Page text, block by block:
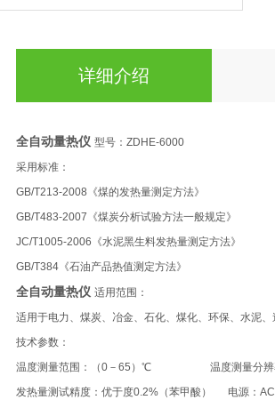
详细介绍
全自动量热仪 型号：ZDHE-6000
采用标准：
GB/T213-2008《煤的发热量测定方法》
GB/T483-2007《煤炭分析试验方法一般规定》
JC/T1005-2006《水泥黑生料发热量测定方法》
GB/T384《石油产品热值测定方法》
全自动量热仪 适用范围：
适用于电力、煤炭、冶金、石化、煤化、环保、水泥
技术参数：
温度测量范围：（0－65）℃ 温度测量分辨
发热量测试精度：优于度0.2%（苯甲酸） 电源：